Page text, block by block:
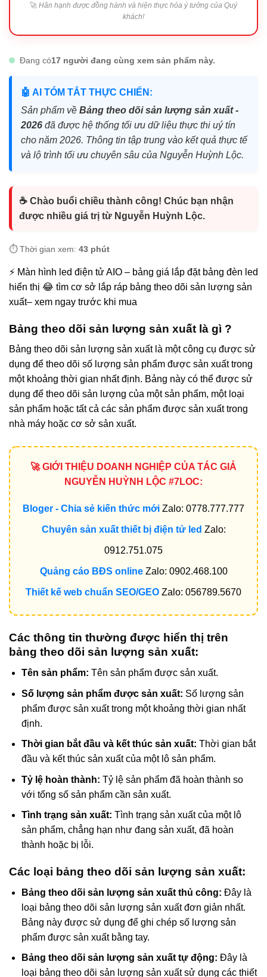
🚀 Hân hạnh được đồng hành và hiện thực hóa ý tưởng của Quý
khách!
Đang có17 người đang cùng xem sản phẩm này.
🤖 AI TÓM TẮT THỰC CHIẾN:
Sản phẩm về Bảng theo dõi sản lượng sản xuất -
2026 đã được hệ thống tối ưu dữ liệu thực thi uý tín
cho năm 2026. Thông tin tập trung vào kết quả thực tế
và lộ trình tối ưu chuyên sâu của Nguyễn Huỳnh Lộc.
☕ Chào buổi chiều thành công! Chúc bạn nhận
được nhiều giá trị từ Nguyễn Huỳnh Lộc.
⏱️ Thời gian xem: 43 phút
⚡ Màn hình led điện tử AIO – bảng giá lắp đặt bảng đèn led
hiển thị 😂 tìm cơ sở lắp ráp bảng theo dõi sản lượng sản
xuất– xem ngay trước khi mua
Bảng theo dõi sản lượng sản xuất là gì ?
Bảng theo dõi sản lượng sản xuất là một công cụ được sử
dụng để theo dõi số lượng sản phẩm được sản xuất trong
một khoảng thời gian nhất định. Bảng này có thể được sử
dụng để theo dõi sản lượng của một sản phẩm, một loại
sản phẩm hoặc tất cả các sản phẩm được sản xuất trong
nhà máy hoặc cơ sở sản xuất.
🚀 GIỚI THIỆU DOANH NGHIỆP CỦA TÁC GIẢ
NGUYỄN HUỲNH LỘC #7LOC:
Bloger - Chia sẻ kiến thức mới Zalo: 0778.777.777
Chuyên sản xuất thiết bị điện tử led Zalo:
0912.751.075
Quảng cáo BĐS onlineZalo: 0902.468.100
Thiết kế web chuẩn SEO/GEO Zalo: 056789.5670
Các thông tin thường được hiển thị trên
bảng theo dõi sản lượng sản xuất:
Tên sản phẩm: Tên sản phẩm được sản xuất.
Số lượng sản phẩm được sản xuất: Số lượng sản
phẩm được sản xuất trong một khoảng thời gian nhất
định.
Thời gian bắt đầu và kết thúc sản xuất: Thời gian bắt
đầu và kết thúc sản xuất của một lô sản phẩm.
Tỷ lệ hoàn thành: Tỷ lệ sản phẩm đã hoàn thành so
với tổng số sản phẩm cần sản xuất.
Tình trạng sản xuất: Tình trạng sản xuất của một lô
sản phẩm, chẳng hạn như đang sản xuất, đã hoàn
thành hoặc bị lỗi.
Các loại bảng theo dõi sản lượng sản xuất:
Bảng theo dõi sản lượng sản xuất thủ công: Đây là
loại bảng theo dõi sản lượng sản xuất đơn giản nhất.
Bảng này được sử dụng để ghi chép số lượng sản
phẩm được sản xuất bằng tay.
Bảng theo dõi sản lượng sản xuất tự động: Đây là
loại bảng theo dõi sản lượng sản xuất sử dụng các thiết